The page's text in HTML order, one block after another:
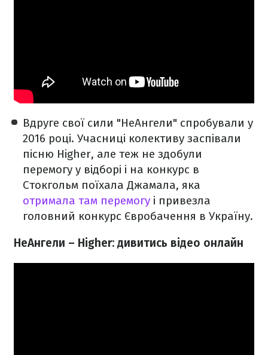
Вдруге свої сили "НеАнгели" спробували у
2016 році. Учасниці колективу заспівали
пісню Higher, але теж не здобули
перемогу у відборі і на конкурс в
Стокгольм поїхала Джамала, яка
отримала там перемогу і привезла
головний конкурс Євробачення в Україну.
НеАнгели – Higher: дивитись відео онлайн